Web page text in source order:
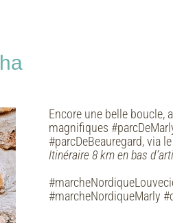
Encore une belle boucle,
magnifiques
#parcDeBeauregard, via
Itinéraire 8 km en bas
#marcheNordiqueMarly